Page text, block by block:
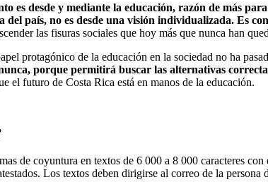
es desde y mediante la educación, razón de más
país, no es desde una visión individualizada. Es
las fisuras sociales que hoy más que nunca han
protagónico de la educación en la sociedad no ha
porque permitirá buscar las alternativas
el futuro de Costa Rica está en manos de la educación.
de coyuntura en textos de 6 000 a 8 000 caracteres
Los textos deben dirigirse al correo de la